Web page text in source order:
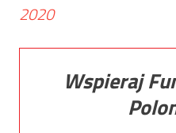
2020
Wspieraj